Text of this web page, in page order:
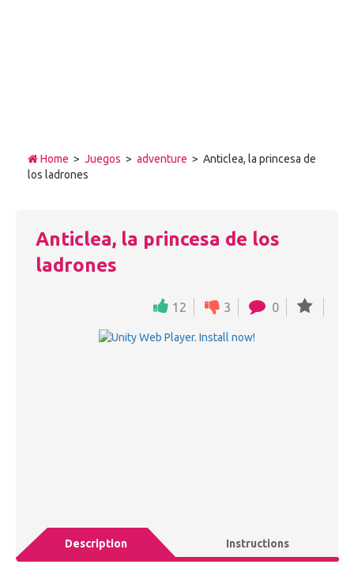
Home > Juegos > adventure > Anticlea, la princesa de
los ladrones
Anticlea, la princesa de los
ladrones
12 3 0
Description Instructions